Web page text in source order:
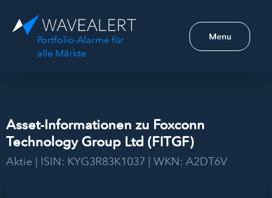
Portfolio-Alarme für
alle Märkte
Menu
Asset-Informationen zu Foxconn
Technology Group Ltd (FITGF)
Aktie | ISIN: KYG3R83K1037 | WKN: A2DT6V